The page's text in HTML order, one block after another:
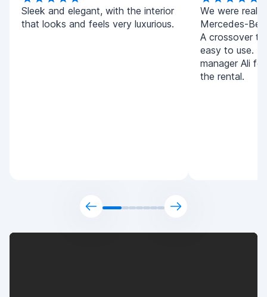
Sleek and elegant, with the interior
that looks and feels very luxurious.
We were
Mercedes-
A crossover
easy to use.
manager Ali
the rental.